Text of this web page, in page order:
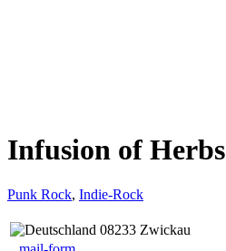
Infusion of Herbs
Punk Rock, Indie-Rock
08233 Zwickau